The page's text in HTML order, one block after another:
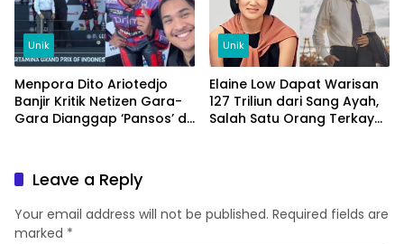
Unik
Menpora Dito Ariotedjo
Banjir Kritik Netizen Gara-
Gara Dianggap ‘Pansos’ di
Unik
Elaine Low Dapat Warisan
127 Triliun dari Sang Ayah,
Salah Satu Orang Terkaya
Leave a Reply
Your email address will not be published. Required fields are
marked *